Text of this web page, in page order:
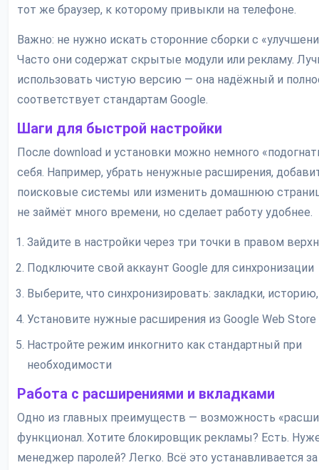
тот же браузер, к которому привыкли на телефоне.
Важно: не нужно искать сторонние сборки с
Часто они содержат скрытые модули или рекламу.
использовать чистую версию — она надёжный и
соответствует стандартам Google.
Шаги для быстрой настройки
После download и установки можно немного
себя. Например, убрать ненужные расширения,
поисковые системы или изменить домашнюю
не займёт много времени, но сделает работу удобнее.
Зайдите в настройки через три точки в правом
Подключите свой аккаунт Google для синхронизации
Выберите, что синхронизировать: закладки,
Установите нужные расширения из Google Web Store
Настройте режим инкогнито как стандартный при
необходимости
Работа с расширениями и вкладками
Одно из главных преимуществ — возможность
функционал. Хотите блокировщик рекламы? Есть.
менеджер паролей? Легко. Всё это устанавливается